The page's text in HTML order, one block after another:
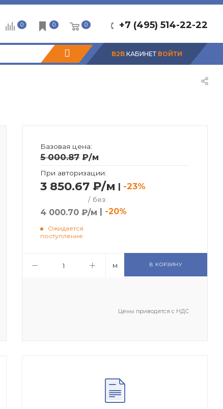
+7 (495) 514-22-22
0 0 0
B2B КАБИНЕТ ВОЙТИ
Базовая цена:
5 000.87₽/м
При авторизации:
3 850.67 ₽/м | -23%
/ без:
4 000.70 ₽/м | -20%
Ожидается
поступление
м В КОРЗИНУ
Цены приводятся с НДС